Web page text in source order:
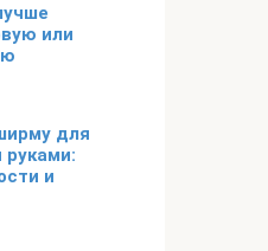
или
для
и